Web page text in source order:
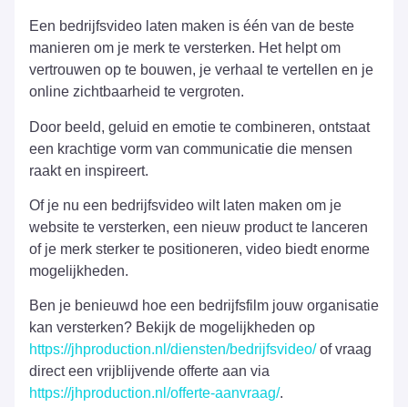
Een bedrijfsvideo laten maken is één van de beste
manieren om je merk te versterken. Het helpt om
vertrouwen op te bouwen, je verhaal te vertellen en je
online zichtbaarheid te vergroten.
Door beeld, geluid en emotie te combineren, ontstaat
een krachtige vorm van communicatie die mensen
raakt en inspireert.
Of je nu een bedrijfsvideo wilt laten maken om je
website te versterken, een nieuw product te lanceren
of je merk sterker te positioneren, video biedt enorme
mogelijkheden.
Ben je benieuwd hoe een bedrijfsfilm jouw organisatie
kan versterken? Bekijk de mogelijkheden op
https://jhproduction.nl/diensten/bedrijfsvideo/of vraag
direct een vrijblijvende offerte aan via
https://jhproduction.nl/offerte-aanvraag/.